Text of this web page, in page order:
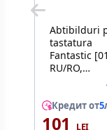
Abtibilduri
tastatura
Fantastic
RU/RO,
Кредит от5
101